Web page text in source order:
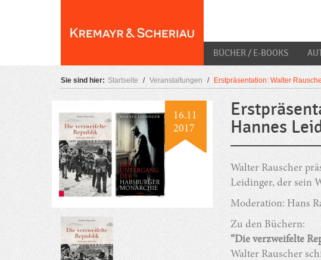
BÜCHER / E-BOOKS
Sie sind hier: Startseite / Veranstaltungen / Erstpräsentation: Walter
16.11
2017
Hannes
Walter Rauscher
Leidinger, der sein
Moderation: Hans
Zu den Büchern:
“Die verzweifelte
Walter Rauscher